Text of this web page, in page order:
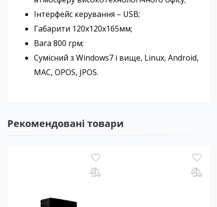
Інтерфейс керування – USB;
Габарити 120х120х165мм;
Вага 800 грм;
Сумісний з Windows7 і вище, Linux, Android,
MAC, OPOS, JPOS.
Рекомендовані товари